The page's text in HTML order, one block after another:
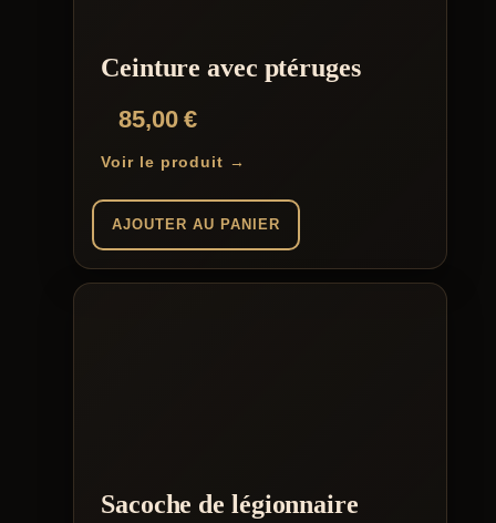
Ceinture avec ptéruges
85,00€
Voir le produit →
AJOUTER AU PANIER
Sacoche de légionnaire